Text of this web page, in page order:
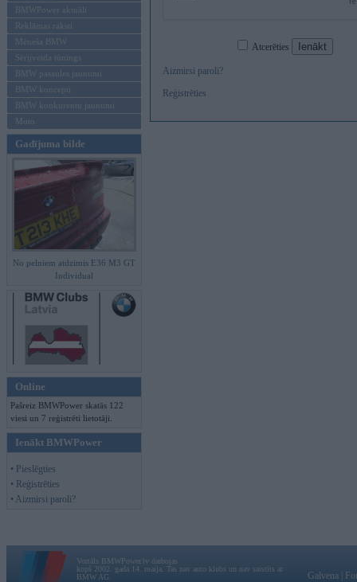
BMWPower aktuāli
Reklāmas raksti
Mēneša BMW
Sērijveida tūnings
BMW pasaules jaunumi
BMW koncepti
BMW konkurentu jaunumi
Moto
Gadījuma bilde
No pelniem atdzimis E36 M3 GT
Individual
Online
Pašreiz BMWPower skatās 122
viesi un 7 reģistrēti lietotāji.
Ienākt BMWPower
• Pieslēgties
• Reģistrēties
• Aizmirsi paroli?
Atcerēties
Aizmirsi paroli?
Reģistrēties
Vortāls BMWPower.lv darbojas
kopš 2002. gada 14. maija. Tas nav auto klubs un nav saistīts ar
BMW AG.
Galvena